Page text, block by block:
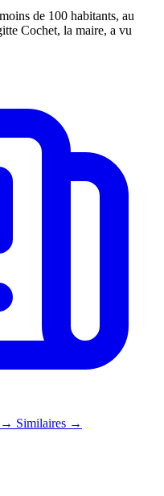
de 100 habitants, au
Cochet, la maire, a vu
→ Similaires →